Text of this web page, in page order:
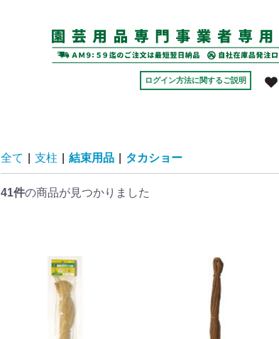
ログイン方法に関するご説明
全て 支柱 結束用品 タカショー
41件の商品が見つかりました